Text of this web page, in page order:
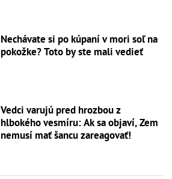
Nechávate si po kúpaní v mori soľ na
pokožke? Toto by ste mali vedieť
Vedci varujú pred hrozbou z
hlbokého vesmíru: Ak sa objaví, Zem
nemusí mať šancu zareagovať!